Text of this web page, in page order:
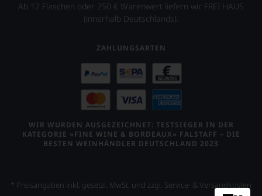
Ab 12 Flaschen oder 250 € Warenwert liefern wir FREI HAUS
(innerhalb Deutschlands).
ZAHLUNGSARTEN
WIR WURDEN AUSGEZEICHNET: TESTSIEGER IN DER
KATEGORIE »FINE WINE & BORDEAUX« FALSTAFF – DIE
BESTEN WEINHÄNDLER DEUTSCHLAND 2023
* Preisangaben inkl. gesetzl. MwSt. und zzgl. Service- & Versandkosten